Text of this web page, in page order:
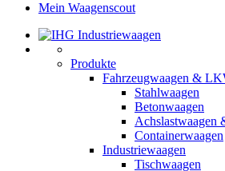
Mein Waagenscout
Produkte
Fahrzeugwaagen &
Stahlwaagen
Betonwaagen
Achslastwaagen
Containerwaagen
Industriewaagen
Tischwaagen